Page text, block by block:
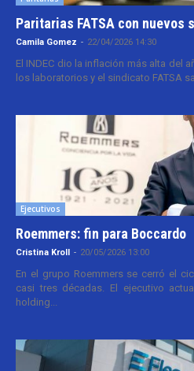
Paritarias FATSA con nuevos
Camila Gomez - 22/04/2026 14:30
El INDEC dio la inflación más alta del
los laboratorios y el sindicato FATSA
Ejecutivos
Roemmers: fin para Boccardo
Cristina Kroll - 20/05/2026 13:00
En el grupo Roemmers se cerró el
casi tres décadas. El ejecutivo
holding...